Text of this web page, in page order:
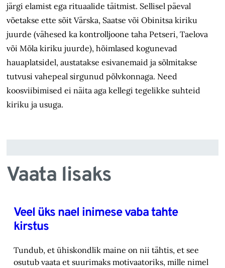
järgi elamist ega rituaalide täitmist. Sellisel päeval
võetakse ette sõit Värska, Saatse või Obinitsa kiriku
juurde (vähesed ka kontrolljoone taha Petseri, Taelova
või Mõla kiriku juurde), hõimlased kogunevad
hauaplatsidel, austatakse esivanemaid ja sõlmitakse
tutvusi vahepeal sirgunud põlvkonnaga. Need
koosviibimised ei näita aga kellegi tegelikke suhteid
kiriku ja usuga.
Vaata lisaks
Veel üks nael inimese vaba tahte
kirstus
Tundub, et ühiskondlik maine on nii tähtis, et see
osutub vaata et suurimaks motivaatoriks, ‎mille nimel